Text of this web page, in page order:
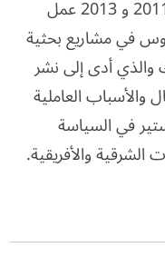
المتحدة، والبنك الدولي. وبين عامي 2011 و 2013 عمل
في مشاريع بحثية
أدى إلى نشر
والأسباب العاملية
في السياسة
الشرقية والأفريقية.